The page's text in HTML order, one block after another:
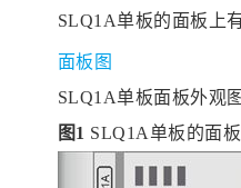
SLQ1A单板的面板上
面板图
SLQ1A单板面板外观
图1 SLQ1A单板的面